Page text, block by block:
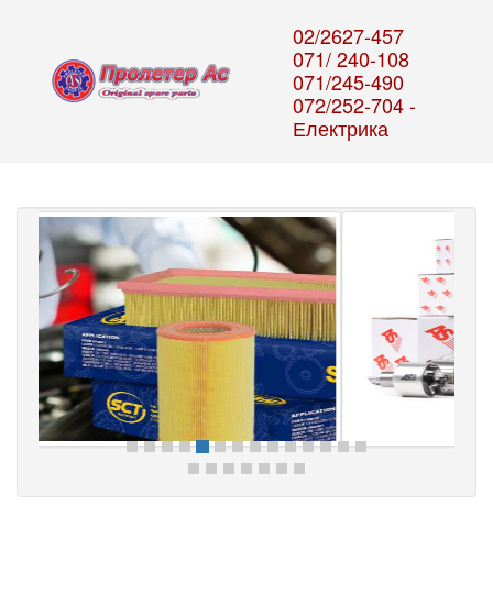
02/2627-457
071/ 240-108
071/245-490
072/252-704 -
Електрика